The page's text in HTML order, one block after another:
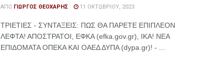
ΑΠΌ ΓΙΏΡΓΟΣ ΘΕΟΧΆΡΗΣ 11 ΟΚΤΩΒΡΊΟΥ, 2023
ΤΡΙΕΤΙΕΣ - ΣΥΝΤΑΞΕΙΣ: ΠΩΣ ΘΑ ΠΑΡΕΤΕ ΕΠΙΠΛΕΟΝ
ΛΕΦΤΑ! ΑΠΟΣΤΡΑΤΟΙ, ΕΦΚΑ (efka.gov.gr), ΙΚΑ! ΝΕΑ
ΕΠΙΔΟΜΑΤΑ ΟΠΕΚΑ ΚΑΙ ΟΑΕΔ ΔΥΠΑ (dypa.gr)! - ...